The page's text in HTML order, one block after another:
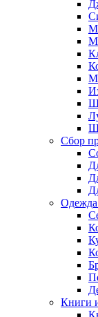
Сбор
Одежда
Книги